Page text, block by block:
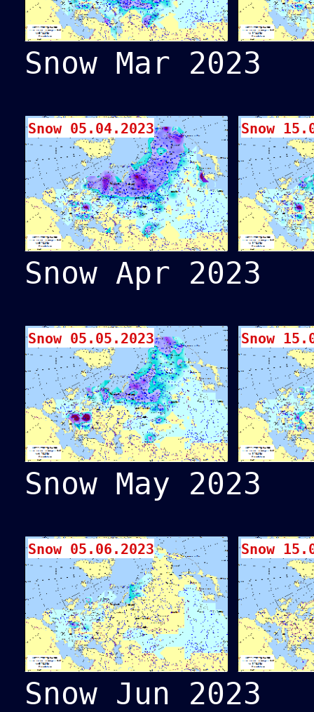
Snow Mar 2023
Snow 05.04.2023 Snow
Snow Apr 2023
Snow 05.05.2023 Snow
Snow May 2023
Snow 05.06.2023 Snow
Snow Jun 2023